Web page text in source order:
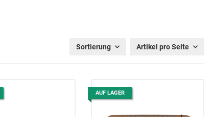
Sortierung Artikel pro Seite
AUF LAGER